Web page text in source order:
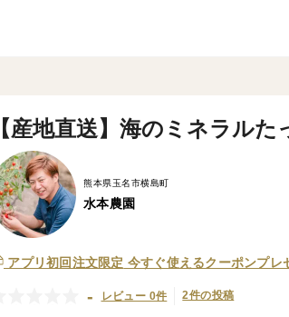
【産地直送】海のミネラル
熊本県玉名市横島町
水本農園
アプリ初回注文限定 今すぐ使えるクーポンプレ
- レビュー 0件 2件の投稿